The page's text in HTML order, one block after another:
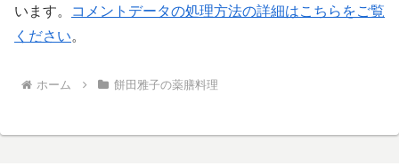
います。
コメントデータの処理方法の詳細はこちらをご覧
ください。
ホーム 餅田雅子の薬膳料理